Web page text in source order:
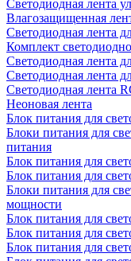
Светодиодная лента
Влагозащищенная
Светодиодная лента
Комплект
Светодиодная лента
Светодиодная лента
Светодиодная лента
Неоновая лента
Блок питания для
Блоки питания для
питания
Блок питания для
Блок питания для
Блоки питания для
мощности
Блок питания для
Блок питания для
Блок питания для